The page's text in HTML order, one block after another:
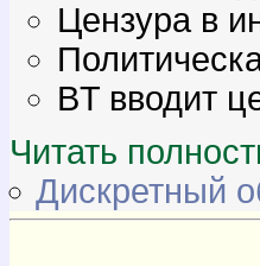
Цензура в
BT вводит
Читать
Дискретный